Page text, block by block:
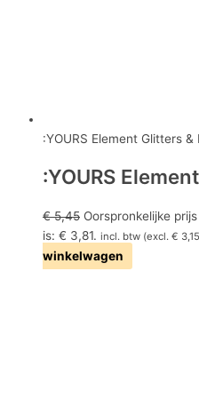
:YOURS Element Glitters &
:YOURS
€5,45 Oorspronkelijke
is: € 3,81. incl. btw (excl. € 3,15
winkelwagen